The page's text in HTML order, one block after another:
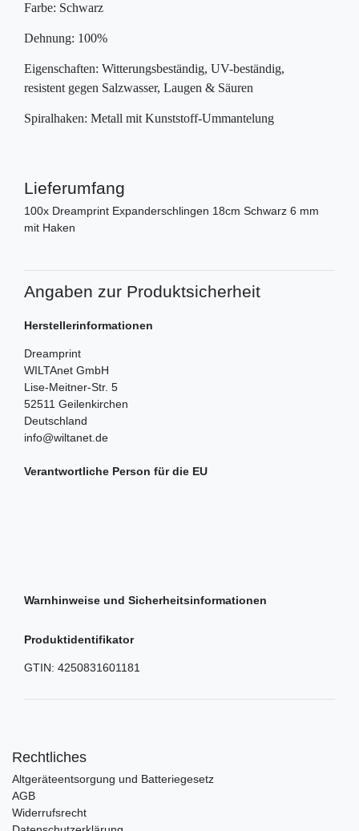
Farbe: Schwarz
Dehnung: 100%
Eigenschaften: Witterungsbeständig, UV-beständig,
resistent gegen Salzwasser, Laugen & Säuren
Spiralhaken: Metall mit Kunststoff-Ummantelung
Lieferumfang
100x Dreamprint Expanderschlingen 18cm Schwarz 6 mm
mit Haken
Angaben zur Produktsicherheit
Herstellerinformationen
Dreamprint
WILTAnet GmbH
Lise-Meitner-Str. 5
52511 Geilenkirchen
Deutschland
info@wiltanet.de
Verantwortliche Person für die EU
Warnhinweise und Sicherheitsinformationen
Produktidentifikator
GTIN: 4250831601181
Rechtliches
Altgeräteentsorgung und Batteriegesetz
AGB
Widerrufsrecht